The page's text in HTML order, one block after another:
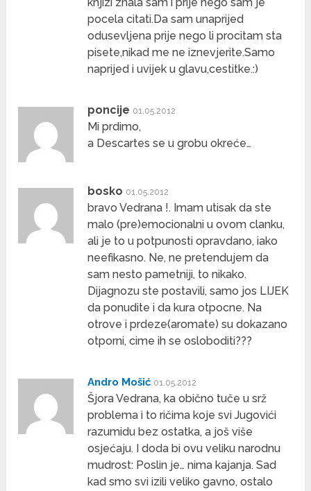
pocela citati.Da sam unaprijed
odusevljena prije nego li procitam sta
pisete,nikad me ne iznevjerite.Samo
naprijed i uvijek u glavu,cestitke.:)
poncije 01.05.2012
Mi prdimo,
a Descartes se u grobu okreće…
bosko 01.05.2012
bravo Vedrana !. Imam utisak da ste
malo (pre)emocionalni u ovom clanku,
ali je to u potpunosti opravdano, iako
neefikasno. Ne, ne pretendujem da
sam nesto pametniji, to nikako.
Dijagnozu ste postavili, samo jos LIJEK
da ponudite i da kura otpocne. Na
otrove i prdeze(aromate) su dokazano
otporni, cime ih se osloboditi???
Andro Mošić 01.05.2012
Šjora Vedrana, ka obično tuče u srž
problema i to ričima koje svi Jugovići
razumidu bez ostatka, a još više
osjećaju. I doda bi ovu veliku narodnu
mudrost: Poslin je… nima kajanja. Sad
kad smo svi izili veliko gavno, ostalo